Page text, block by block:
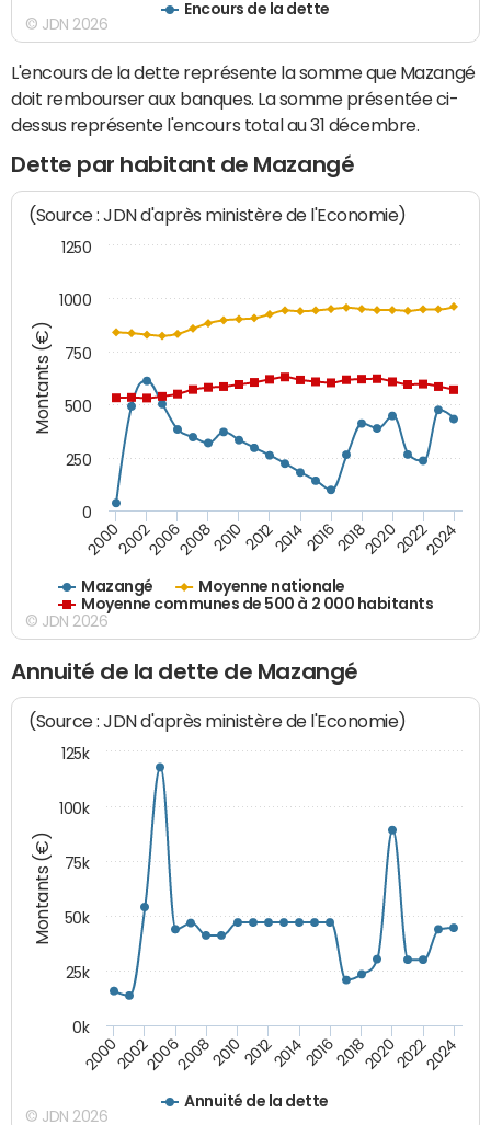
Encours de la dette
© JDN 2026
L'encours de la dette représente la somme que Mazangé
doit rembourser aux banques. La somme présentée ci-
dessus représente l'encours total au 31 décembre.
Dette par habitant de Mazangé
Montants (€)
(Source : JDN d'après ministère de l'Economie)
Mazangé
Moyenne nationale
Moyenne communes de 500 à 2 000 habitants
200020022006200820102012201420162018202020222024
0
250
500
750
1000
1250
© JDN 2026
Annuité de la dette de Mazangé
Montants (€)
(Source : JDN d'après ministère de l'Economie)
Annuité de la dette
200020022006200820102012201420162018202020222024
0k
25k
50k
75k
100k
125k
© JDN 2026